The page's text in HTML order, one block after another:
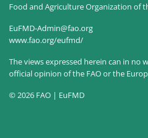
Food and Agriculture Organization of
EuFMD-Admin@fao.org
www.fao.org/eufmd/
The views expressed herein can in no
official opinion of the FAO or the
© 2026 FAO | EuFMD